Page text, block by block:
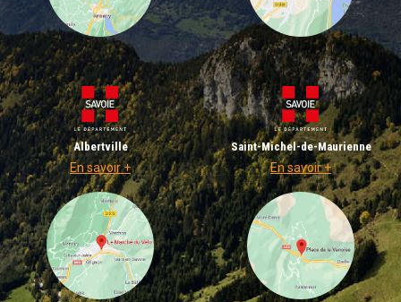
Albertville
En savoir +
Saint-Michel-de-Maurienne
En savoir +